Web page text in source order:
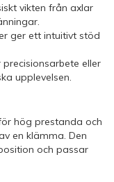
vikten från axlar
ger ett intuitivt stöd
eller
upplevelsen.
hög prestanda och
en klämma. Den
och passar